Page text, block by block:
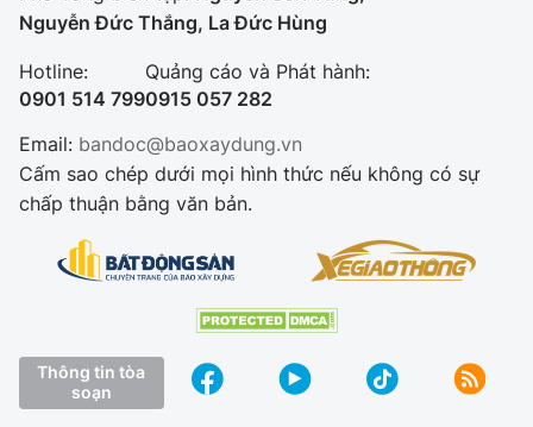
Nguyễn Đức Thắng, La Đức Hùng
Hotline:
0901 514 799
Quảng cáo và Phát hành:
0915 057 282
Email: bandoc@baoxaydung.vn
Cấm sao chép dưới mọi hình thức nếu không có sự
chấp thuận bằng văn bản.
Thông tin tòa
soạn